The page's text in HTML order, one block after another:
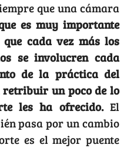
que una cámara
es muy importante
cada vez más los
se involucren cada
de la práctica del
retribuir un poco de lo
les ha ofrecido. El
pasa por un cambio
es el mejor puente